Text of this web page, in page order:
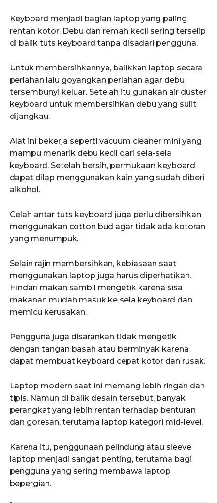
Keyboard menjadi bagian laptop yang paling
rentan kotor. Debu dan remah kecil sering terselip
di balik tuts keyboard tanpa disadari pengguna.
Untuk membersihkannya, balikkan laptop secara
perlahan lalu goyangkan perlahan agar debu
tersembunyi keluar. Setelah itu gunakan air duster
keyboard untuk membersihkan debu yang sulit
dijangkau.
Alat ini bekerja seperti vacuum cleaner mini yang
mampu menarik debu kecil dari sela-sela
keyboard. Setelah bersih, permukaan keyboard
dapat dilap menggunakan kain yang sudah diberi
alkohol.
Celah antar tuts keyboard juga perlu dibersihkan
menggunakan cotton bud agar tidak ada kotoran
yang menumpuk.
Selain rajin membersihkan, kebiasaan saat
menggunakan laptop juga harus diperhatikan.
Hindari makan sambil mengetik karena sisa
makanan mudah masuk ke sela keyboard dan
memicu kerusakan.
Pengguna juga disarankan tidak mengetik
dengan tangan basah atau berminyak karena
dapat membuat keyboard cepat kotor dan rusak.
Laptop modern saat ini memang lebih ringan dan
tipis. Namun di balik desain tersebut, banyak
perangkat yang lebih rentan terhadap benturan
dan goresan, terutama laptop kategori mid-level.
Karena itu, penggunaan pelindung atau sleeve
laptop menjadi sangat penting, terutama bagi
pengguna yang sering membawa laptop
bepergian.